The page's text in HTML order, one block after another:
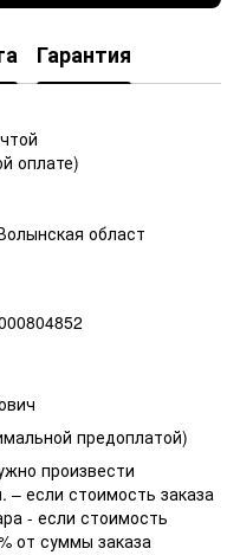
Гарантия
оплате)
област
предоплатой)
произвести
– если стоимость заказа
- если стоимость
от суммы заказа